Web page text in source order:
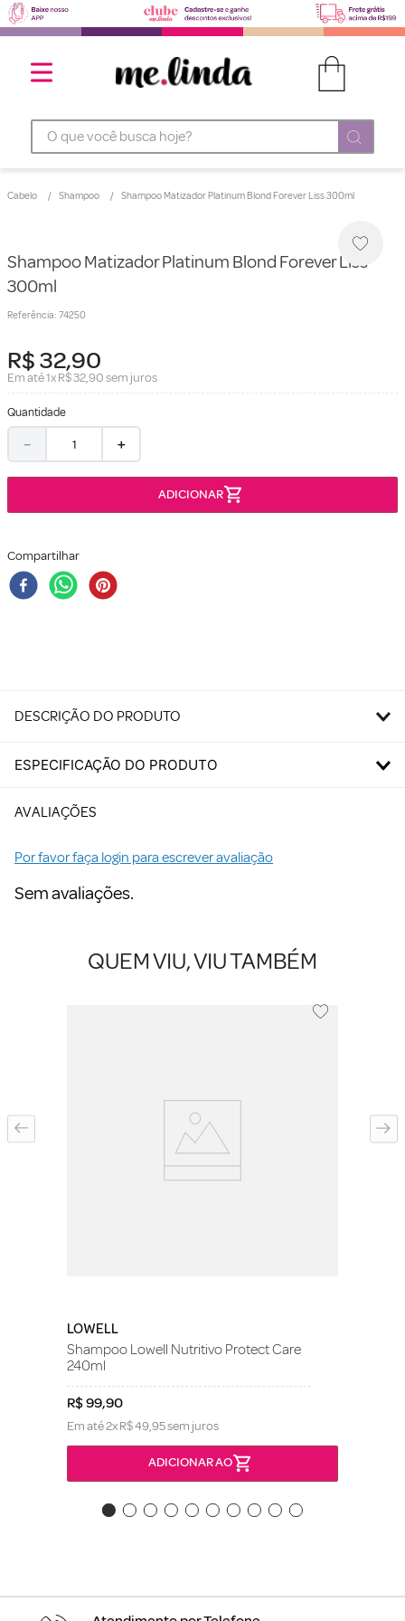
O que você busca hoje?
Cabelo Shampoo Shampoo Matizador Platinum Blond Forever Liss 300ml
Shampoo Matizador Platinum Blond Forever Liss
300ml
Referência: 74250
R$32,90
Em até1xR$32,90sem juros
Quantidade
＋
－
Compartilhar
DESCRIÇÃO DO PRODUTO
ESPECIFICAÇÃO DO PRODUTO
AVALIAÇÕES
Por favor faça login para escrever avaliação
Sem avaliações.
QUEM VIU, VIU TAMBÉM
LOWELL
Shampoo Lowell Nutritivo Protect Care
240ml
R$99,90
Em até2xR$49,95sem juros
ADICIONAR AO